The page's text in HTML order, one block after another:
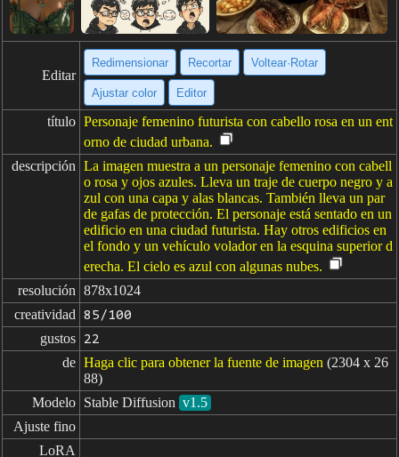
Editar
Redimensionar Recortar Voltear·Rotar
Ajustar color Editor
título Personaje femenino futurista con cabello rosa en un ent
orno de ciudad urbana.
descripción La imagen muestra a un personaje femenino con cabell
o rosa y ojos azules. Lleva un traje de cuerpo negro y a
zul con una capa y alas blancas. También lleva un par
de gafas de protección. El personaje está sentado en un
edificio en una ciudad futurista. Hay otros edificios en
el fondo y un vehículo volador en la esquina superior d
erecha. El cielo es azul con algunas nubes.
resolución 878x1024
creatividad
85/100
gustos 22
de Haga clic para obtener la fuente de imagen (2304 x 26
88)
Modelo Stable Diffusion v1.5
Ajuste fino
LoRA